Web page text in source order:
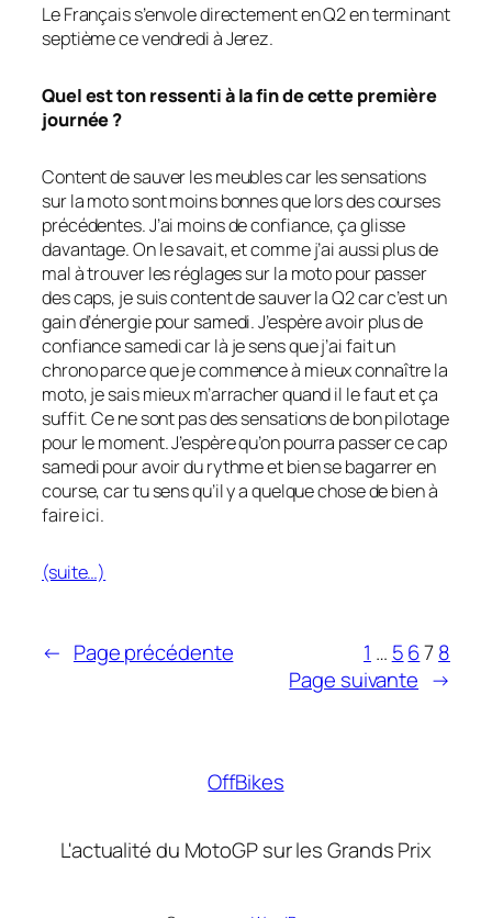
Le Français s’envole directement en Q2 en terminant
septième ce vendredi à Jerez.
Quel est ton ressenti à la fin de cette première
journée ?
Content de sauver les meubles car les sensations
sur la moto sont moins bonnes que lors des courses
précédentes. J’ai moins de confiance, ça glisse
davantage. On le savait, et comme j’ai aussi plus de
mal à trouver les réglages sur la moto pour passer
des caps, je suis content de sauver la Q2 car c’est un
gain d’énergie pour samedi. J’espère avoir plus de
confiance samedi car là je sens que j’ai fait un
chrono parce que je commence à mieux connaître la
moto, je sais mieux m’arracher quand il le faut et ça
suffit. Ce ne sont pas des sensations de bon pilotage
pour le moment. J’espère qu’on pourra passer ce cap
samedi pour avoir du rythme et bien se bagarrer en
course, car tu sens qu’il y a quelque chose de bien à
faire ici.
(suite…)
← Page précédente 1 … 5678
Page suivante →
OffBikes
L'actualité du MotoGP sur les Grands Prix